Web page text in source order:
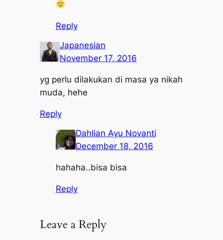
Reply
Japanesian
November 17, 2016
yg perlu dilakukan di masa ya nikah
muda, hehe
Reply
Dahlian Ayu Novanti
December 18, 2016
hahaha..bisa bisa
Reply
Leave a Reply